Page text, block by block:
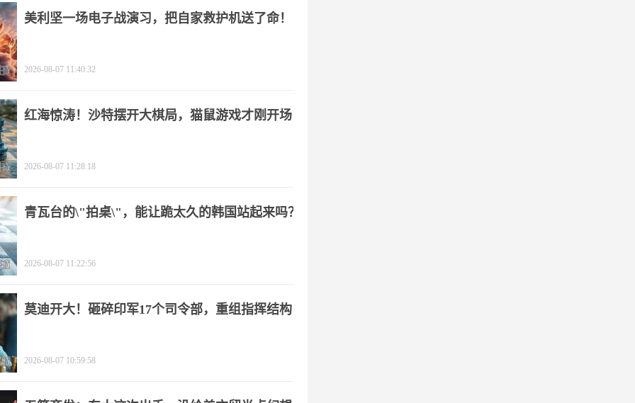
美利坚一场电子战演习，把自家救护机送了命！
2026-08-07 11:40:32
红海惊涛！沙特摆开大棋局，猫鼠游戏才刚开场
2026-08-07 11:28:18
青瓦台的\"拍桌\"，能让跪太久的韩国站起来吗？
2026-08-07 11:22:56
莫迪开大！砸碎印军17个司令部，重组指挥结构
2026-08-07 10:59:58